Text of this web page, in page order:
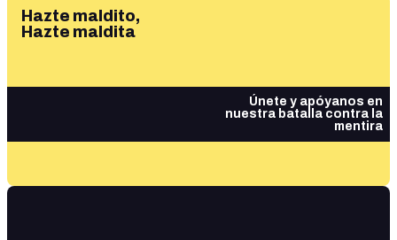
Hazte maldito,
Hazte maldita
Únete y apóyanos en
nuestra batalla contra la
mentira